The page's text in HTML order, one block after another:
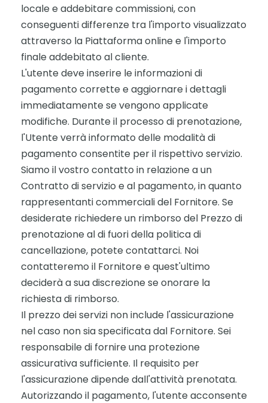
locale e addebitare commissioni, con
conseguenti differenze tra l'importo visualizzato
attraverso la Piattaforma online e l'importo
finale addebitato al cliente.
L'utente deve inserire le informazioni di
pagamento corrette e aggiornare i dettagli
immediatamente se vengono applicate
modifiche. Durante il processo di prenotazione,
l'Utente verrà informato delle modalità di
pagamento consentite per il rispettivo servizio.
Siamo il vostro contatto in relazione a un
Contratto di servizio e al pagamento, in quanto
rappresentanti commerciali del Fornitore. Se
desiderate richiedere un rimborso del Prezzo di
prenotazione al di fuori della politica di
cancellazione, potete contattarci. Noi
contatteremo il Fornitore e quest'ultimo
deciderà a sua discrezione se onorare la
richiesta di rimborso.
Il prezzo dei servizi non include l'assicurazione
nel caso non sia specificata dal Fornitore. Sei
responsabile di fornire una protezione
assicurativa sufficiente. Il requisito per
l'assicurazione dipende dall'attività prenotata.
Autorizzando il pagamento, l'utente acconsente